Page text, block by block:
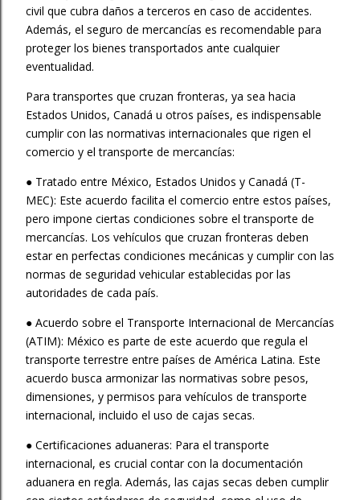
civil que cubra daños a terceros en caso de accidentes.
Además, el seguro de mercancías es recomendable para
proteger los bienes transportados ante cualquier
eventualidad.
Para transportes que cruzan fronteras, ya sea hacia
Estados Unidos, Canadá u otros países, es indispensable
cumplir con las normativas internacionales que rigen el
comercio y el transporte de mercancías:
● Tratado entre México, Estados Unidos y Canadá (T-
MEC): Este acuerdo facilita el comercio entre estos países,
pero impone ciertas condiciones sobre el transporte de
mercancías. Los vehículos que cruzan fronteras deben
estar en perfectas condiciones mecánicas y cumplir con las
normas de seguridad vehicular establecidas por las
autoridades de cada país.
● Acuerdo sobre el Transporte Internacional de Mercancías
(ATIM): México es parte de este acuerdo que regula el
transporte terrestre entre países de América Latina. Este
acuerdo busca armonizar las normativas sobre pesos,
dimensiones, y permisos para vehículos de transporte
internacional, incluido el uso de cajas secas.
● Certificaciones aduaneras: Para el transporte
internacional, es crucial contar con la documentación
aduanera en regla. Además, las cajas secas deben cumplir